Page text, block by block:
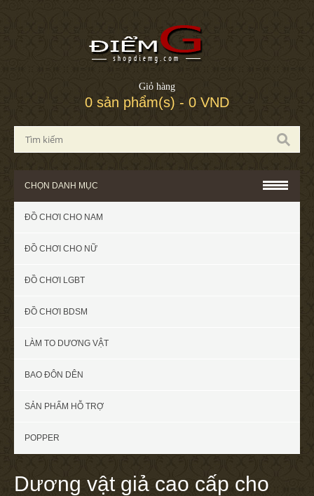
Giỏ hàng
0 sản phẩm(s) - 0 VND
CHỌN DANH MỤC
ĐỒ CHƠI CHO NAM
ĐỒ CHƠI CHO NỮ
ĐỒ CHƠI LGBT
ĐỒ CHƠI BDSM
LÀM TO DƯƠNG VẬT
BAO ĐÔN DÊN
SẢN PHẨM HỖ TRỢ
POPPER
Dương vật giả cao cấp cho